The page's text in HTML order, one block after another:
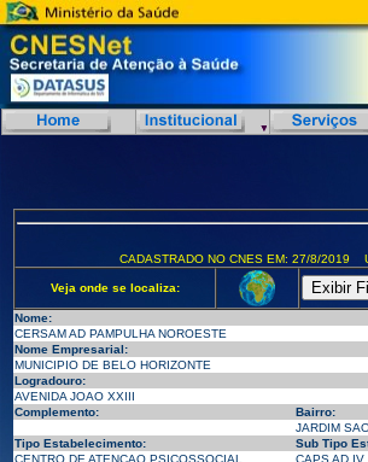
CADASTRADO NO CNES EM: 27/8/2019
Veja onde se localiza:
Nome:
CERSAM AD PAMPULHA NOROESTE
Nome Empresarial:
MUNICIPIO DE BELO HORIZONTE
Logradouro:
AVENIDA JOAO XXIII
Complemento:
Bairro:
JARDIM
Tipo Estabelecimento:
Sub Tipo
CENTRO DE ATENCAO PSICOSSOCIAL
CAPS AD IV